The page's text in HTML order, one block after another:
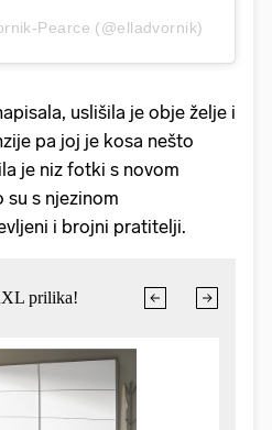
Pearce (@elladvornik)
uslišila je obje želje i
pa joj je kosa nešto
je niz fotki s novom
su s njezinom
i brojni pratitelji.